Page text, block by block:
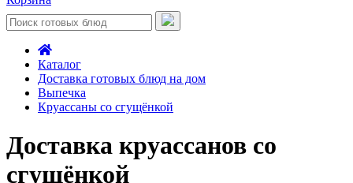
Каталог
Доставка готовых блюд на дом
Выпечка
Круассаны со сгущёнкой
Доставка круассанов со
сгущёнкой